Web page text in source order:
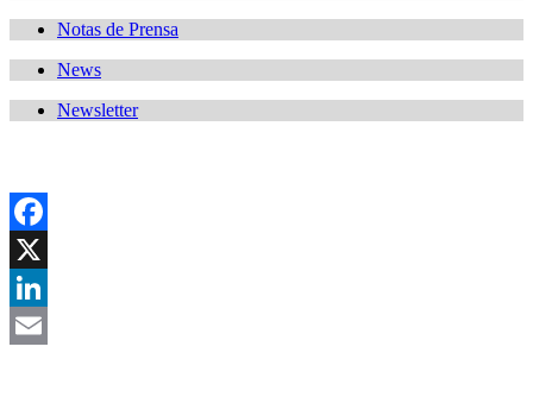
Notas de Prensa
News
Newsletter
Facebook
X
LinkedIn